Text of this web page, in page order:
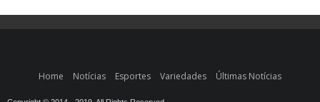
Home Notícias Esportes Variedades Últimas Notícias